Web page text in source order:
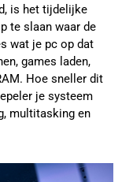
is het tijdelijke
te slaan waar de
wat je pc op dat
games laden,
Hoe sneller dit
je systeem
multitasking en